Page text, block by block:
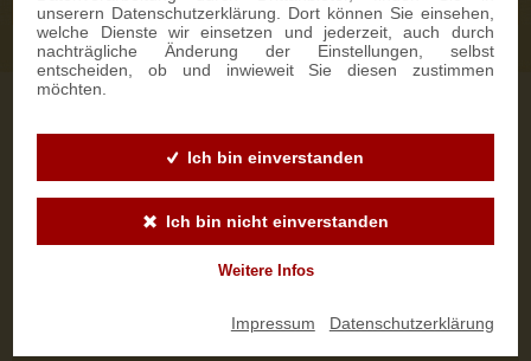
unserern Datenschutzerklärung. Dort können Sie einsehen,
welche Dienste wir einsetzen und jederzeit, auch durch
nachträgliche Änderung der Einstellungen, selbst
entscheiden, ob und inwieweit Sie diesen zustimmen
möchten.
Ich bin einverstanden
Ich bin nicht einverstanden
Weitere Infos
Impressum Datenschutzerklärung
Spezialitätenweltweit.
Unsere